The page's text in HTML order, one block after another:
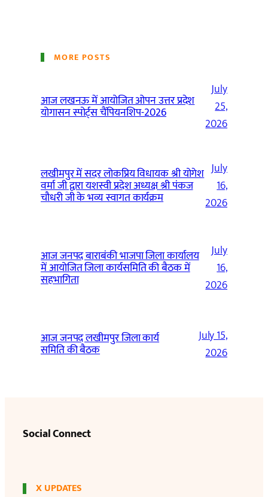
MORE POSTS
आज लखनऊ में आयोजित ओपन उत्तर प्रदेश
योगासन स्पोर्ट्स चैंपियनशिप-2026
July
25,
2026
लखीमपुर में सदर लोकप्रिय विधायक श्री योगेश
वर्मा जी द्वारा यशस्वी प्रदेश अध्यक्ष श्री पंकज
चौधरी जी के भव्य स्वागत कार्यक्रम
July
16,
2026
आज जनपद बाराबंकी भाजपा जिला कार्यालय
में आयोजित जिला कार्यसमिति की बैठक में
सहभागिता
July
16,
2026
आज जनपद लखीमपुर जिला कार्य
समिति की बैठक
July 15,
2026
Social Connect
X UPDATES